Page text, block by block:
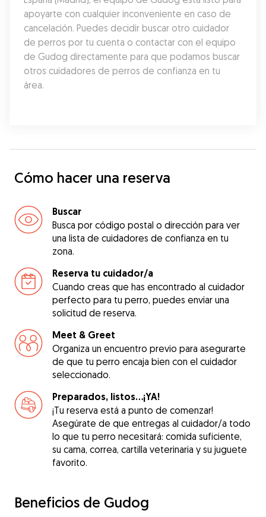
apoyarte con cualquier inconveniente en caso de
cancelación. Puedes decidir buscar otro cuidador
de perros por tu cuenta o contactar con el equipo
de Gudog directamente para que podamos buscar
otros cuidadores de perros de confianza en tu
área.
Cómo hacer una reserva
Buscar
Busca por código postal o dirección para ver
una lista de cuidadores de confianza en tu
zona.
Reserva tu cuidador/a
Cuando creas que has encontrado al cuidador
perfecto para tu perro, puedes enviar una
solicitud de reserva.
Meet & Greet
Organiza un encuentro previo para asegurarte
de que tu perro encaja bien con el cuidador
seleccionado.
Preparados, listos...¡YA!
¡Tu reserva está a punto de comenzar!
Asegúrate de que entregas al cuidador/a todo
lo que tu perro necesitará: comida suficiente,
su cama, correa, cartilla veterinaria y su juguete
favorito.
Beneficios de Gudog